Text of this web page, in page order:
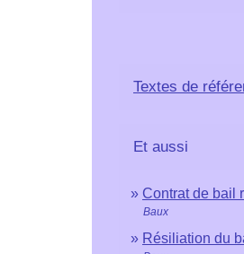
Textes de
Et aussi
Contrat de bail
Baux
Résiliation du